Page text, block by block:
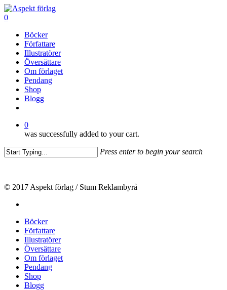
Skip
to
content
0
Böcker
Författare
Illustratörer
Översättare
Om förlaget
Pendang
Shop
Blogg
0
was successfully added to your cart.
Press enter to begin your search
© 2017 Aspekt förlag / Stum Reklambyrå
Close
Menu
Böcker
Författare
Illustratörer
Översättare
Om förlaget
Pendang
Shop
Blogg